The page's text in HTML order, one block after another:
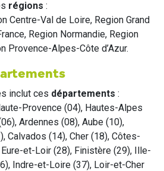
régions :
Centre-Val de Loire, Region Grand
Region Normandie, Region
Provence-Alpes-Côte d’Azur.
inclut ces départements :
Provence (04), Hautes-Alpes
Ardennes (08), Aube (10),
Calvados (14), Cher (18), Côtes-
Eure-et-Loir (28), Finistère (29), Ille-
Indre-et-Loire (37), Loir-et-Cher